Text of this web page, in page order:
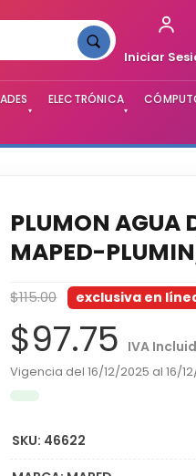
Iniciar
▾
ELECTRÓNICA
▾
PLUMON AGUA
MAPED-
$115.00 exclusiva en
$97.75 IVA
Vigencia del 16/12/2025 al 16/
SKU: 46622